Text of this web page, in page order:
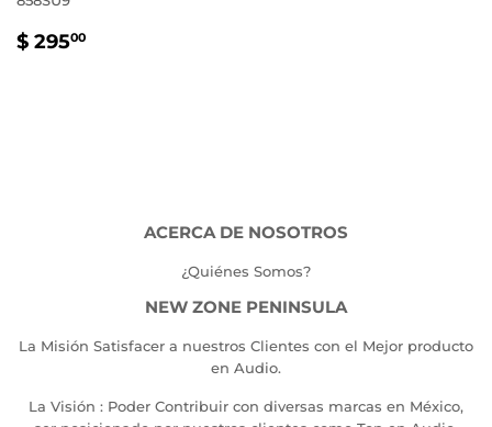
PRECIO
$ 29500
ACERCA DE NOSOTROS
¿Quiénes Somos?
NEW ZONE PENINSULA
La Misión Satisfacer a nuestros Clientes con el Mejor producto
en Audio.
La Visión : Poder Contribuir con diversas marcas en México,